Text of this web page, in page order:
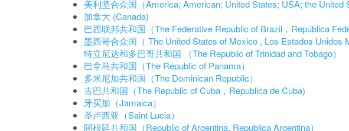
美利坚合众国（America; American; United States; USA; the United
加拿大 (Canada)
巴西联邦共和国（The Federative Republic of Brazil，República
墨西哥合众国（ The United States of Mexico , Los Estados Unidos
特立尼达和多巴哥共和国 （The Republic of Trinidad and Tobago）
巴拿马共和国（The Republic of Panama）
多米尼加共和国（The Dominican Republic）
古巴共和国（The Republic of Cuba，Republica de Cuba)
牙买加（Jamaica）
圣卢西亚（Saint Lucia）
阿根廷共和国（Republic of Argentina, Republica Argentina）